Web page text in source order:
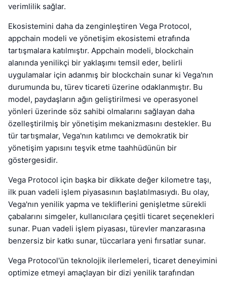
verimlilik sağlar.
Ekosistemini daha da zenginleştiren Vega Protocol,
appchain modeli ve yönetişim ekosistemi etrafında
tartışmalara katılmıştır. Appchain modeli, blockchain
alanında yenilikçi bir yaklaşımı temsil eder, belirli
uygulamalar için adanmış bir blockchain sunar ki Vega'nın
durumunda bu, türev ticareti üzerine odaklanmıştır. Bu
model, paydaşların ağın geliştirilmesi ve operasyonel
yönleri üzerinde söz sahibi olmalarını sağlayan daha
özelleştirilmiş bir yönetişim mekanizmasını destekler. Bu
tür tartışmalar, Vega'nın katılımcı ve demokratik bir
yönetişim yapısını teşvik etme taahhüdünün bir
göstergesidir.
Vega Protocol için başka bir dikkate değer kilometre taşı,
ilk puan vadeli işlem piyasasının başlatılmasıydı. Bu olay,
Vega'nın yenilik yapma ve tekliflerini genişletme sürekli
çabalarını simgeler, kullanıcılara çeşitli ticaret seçenekleri
sunar. Puan vadeli işlem piyasası, türevler manzarasına
benzersiz bir katkı sunar, tüccarlara yeni fırsatlar sunar.
Vega Protocol'ün teknolojik ilerlemeleri, ticaret deneyimini
optimize etmeyi amaçlayan bir dizi yenilik tarafından